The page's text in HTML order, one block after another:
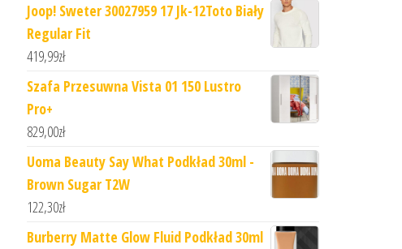
Joop! Sweter 30027959 17 Jk-12Toto Biały
Regular Fit
419,99zł
Szafa Przesuwna Vista 01 150 Lustro
Pro+
829,00zł
Uoma Beauty Say What Podkład 30ml -
Brown Sugar T2W
122,30zł
Burberry Matte Glow Fluid Podkład 30ml